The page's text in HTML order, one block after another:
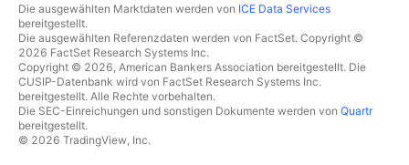
Die ausgewählten Marktdaten werden von ICE Data Services
bereitgestellt.
Die ausgewählten Referenzdaten werden von FactSet. Copyright ©
2026 FactSet Research Systems Inc.
Copyright © 2026, American Bankers Association bereitgestellt. Die
CUSIP-Datenbank wird von FactSet Research Systems Inc.
bereitgestellt. Alle Rechte vorbehalten.
Die SEC-Einreichungen und sonstigen Dokumente werden von Quartr
bereitgestellt.
© 2026 TradingView, Inc.